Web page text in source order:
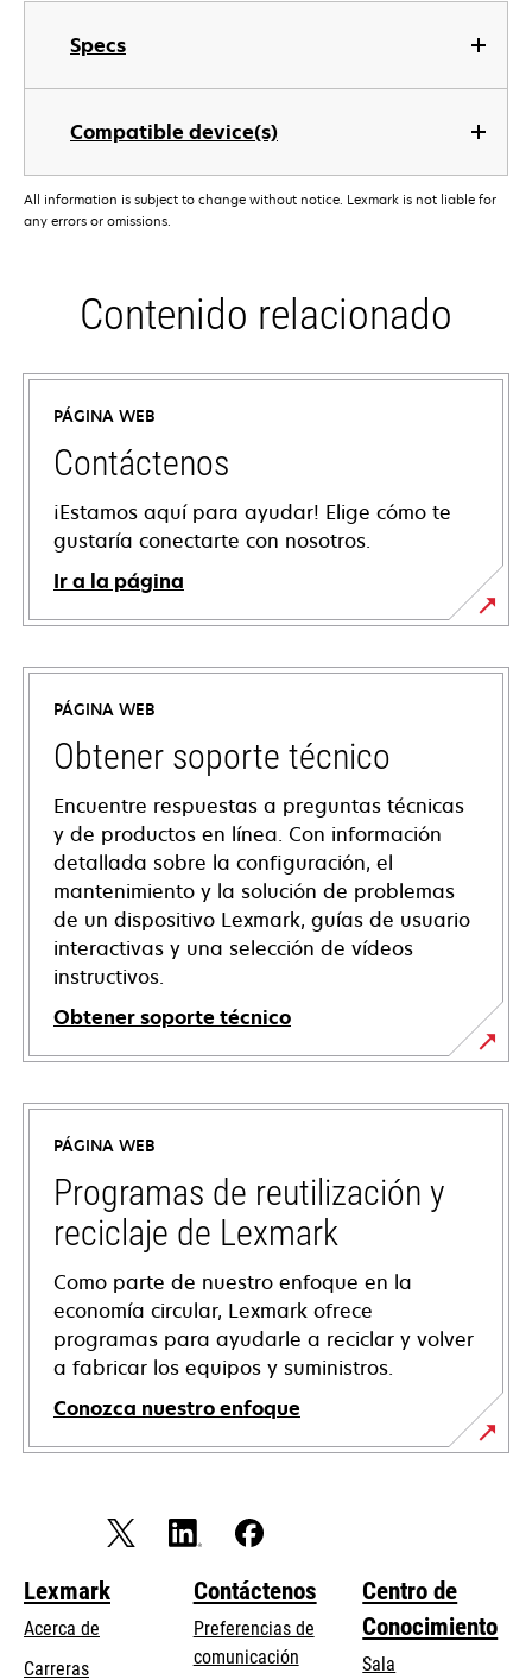
Specs
Compatible device(s)
All information is subject to change without notice. Lexmark is not liable for
any errors or omissions.
Contenido relacionado
PÁGINA WEB
Contáctenos
¡Estamos aquí para ayudar! Elige cómo te
gustaría conectarte con nosotros.
Ir a la página
PÁGINA WEB
Obtener soporte técnico
Encuentre respuestas a preguntas técnicas
y de productos en línea. Con información
detallada sobre la configuración, el
mantenimiento y la solución de problemas
de un dispositivo Lexmark, guías de usuario
interactivas y una selección de vídeos
instructivos.
Obtener soporte técnico
opens
in
new
tab
PÁGINA WEB
Programas de reutilización y
reciclaje de Lexmark
Como parte de nuestro enfoque en la
economía circular, Lexmark ofrece
programas para ayudarle a reciclar y volver
a fabricar los equipos y suministros.
Conozca nuestro enfoque
Lexmark
Acerca de
Carreras
Contáctenos
Preferencias de
comunicación
Centro de
Conocimiento
Sala